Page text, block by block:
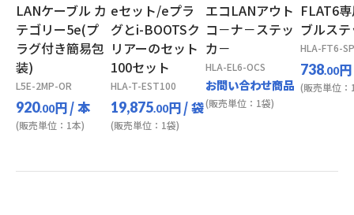
LANケーブル カ
テゴリー5e(プ
ラグ付き簡易包
装)
L5E-2MP-OR
920.00円/ 本
(販売単位：1本)
eセット/eプラ
グとi-BOOTSク
リアーのセット
100セット
HLA-T-EST100
19,875.00円/ 袋
(販売単位：1袋)
エコLANアウト
コ－ナ－ステッ
カ－
HLA-EL6-OCS
お問い合わせ商品
(販売単位：1袋)
FLAT6
ブルス
HLA-FT6-
738.00円
(販売単位：